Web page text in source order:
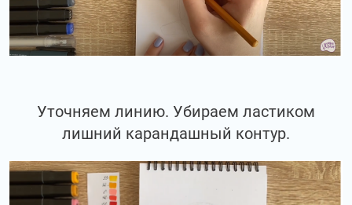
Уточняем линию. Убираем ластиком
лишний карандашный контур.